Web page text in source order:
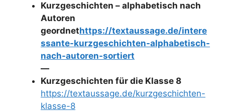
Kurzgeschichten – alphabetisch nach
Autoren
geordnethttps://textaussage.de/intere
ssante-kurzgeschichten-alphabetisch-
nach-autoren-sortiert
—
Kurzgeschichten für die Klasse 8
https://textaussage.de/kurzgeschichten-
klasse-8